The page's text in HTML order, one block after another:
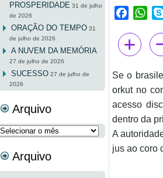
PROSPERIDADE 31 de julho
de 2026
ORAÇÃO DO TEMPO 31
de julho de 2026
A NUVEM DA MEMÓRIA
27 de julho de 2026
SUCESSO 27 de julho de
2026
Arquivo
Arquivo
Arquivo
Se o
orkut no
acesso
dentro da
A
jus ao coro